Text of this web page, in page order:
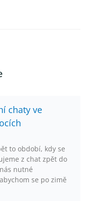
chaty ve
to období, kdy se
z chat zpět do
nutné
se po zimě